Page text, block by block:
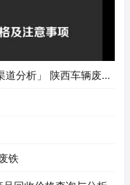
道分析」 陕西车辆废铁
钢废铁